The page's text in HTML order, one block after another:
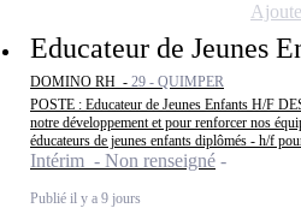
Educateur de Jeunes
DOMINO RH - 29 - QUIMPER
POSTE : Educateur de Jeunes Enfants H/F
notre développement et pour renforcer nos
éducateurs de jeunes enfants diplômés - h/f
Intérim - Non renseigné
Publié il y a 9 jours